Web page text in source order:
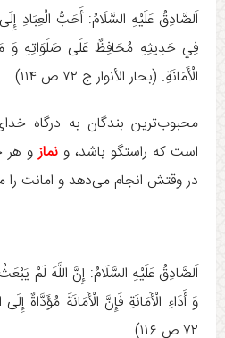
اَلصَّادِقُ عَلَيْهِ السَّلَامُ: أَحَبُّ
فِي حَدِيثِهِ مُحَافِظٌ عَلَى صَلَوَاتِهِ وَ
الْأَمَانَةِ. (بحار الأنوار ج ‏۷۲ ص ۱۱۴)
محبوب‌ترین بندگان به درگاه
است که راستگو باشد، ونمازو هر
در وقتش انجام می‌دهد و امانت را
اَلصَّادِقُ عَلَيْهِ السَّلَامُ: إِنَّ اللَّهَ لَمْ
وَ أَدَاءِ الْأَمَانَةِ فَإِنَّ الْأَمَانَةَ مُؤَدَّاةٌ إِلَى